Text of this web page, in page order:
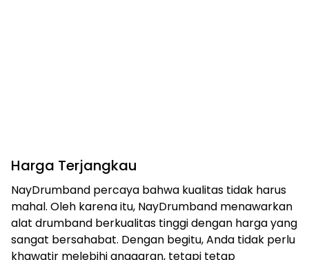
Harga Terjangkau
NayDrumband percaya bahwa kualitas tidak harus
mahal. Oleh karena itu, NayDrumband menawarkan
alat drumband berkualitas tinggi dengan harga yang
sangat bersahabat. Dengan begitu, Anda tidak perlu
khawatir melebihi anggaran, tetapi tetap